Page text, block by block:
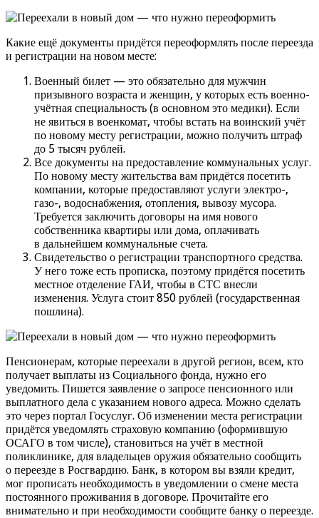
Какие ещё документы придётся переоформлять после переезда
и регистрации на новом месте:
Военный билет — это обязательно для мужчин
призывного возраста и женщин, у которых есть военно-
учётная специальность (в основном это медики). Если
не явиться в военкомат, чтобы встать на воинский учёт
по новому месту регистрации, можно получить штраф
до 5 тысяч рублей.
Все документы на предоставление коммунальных услуг.
По новому месту жительства вам придётся посетить
компании, которые предоставляют услуги электро-,
газо-, водоснабжения, отопления, вывозу мусора.
Требуется заключить договоры на имя нового
собственника квартиры или дома, оплачивать
в дальнейшем коммунальные счета.
Свидетельство о регистрации транспортного средства.
У него тоже есть прописка, поэтому придётся посетить
местное отделение ГАИ, чтобы в СТС внесли
изменения. Услуга стоит 850 рублей (государственная
пошлина).
Пенсионерам, которые переехали в другой регион, всем, кто
получает выплаты из Социального фонда, нужно его
уведомить. Пишется заявление о запросе пенсионного или
выплатного дела с указанием нового адреса. Можно сделать
это через портал Госуслуг. Об изменении места регистрации
придётся уведомлять страховую компанию (оформившую
ОСАГО в том числе), становиться на учёт в местной
поликлинике, для владельцев оружия обязательно сообщить
о переезде в Росгвардию. Банк, в котором вы взяли кредит,
мог прописать необходимость в уведомлении о смене места
постоянного проживания в договоре. Прочитайте его
внимательно и при необходимости сообщите банку о переезде.